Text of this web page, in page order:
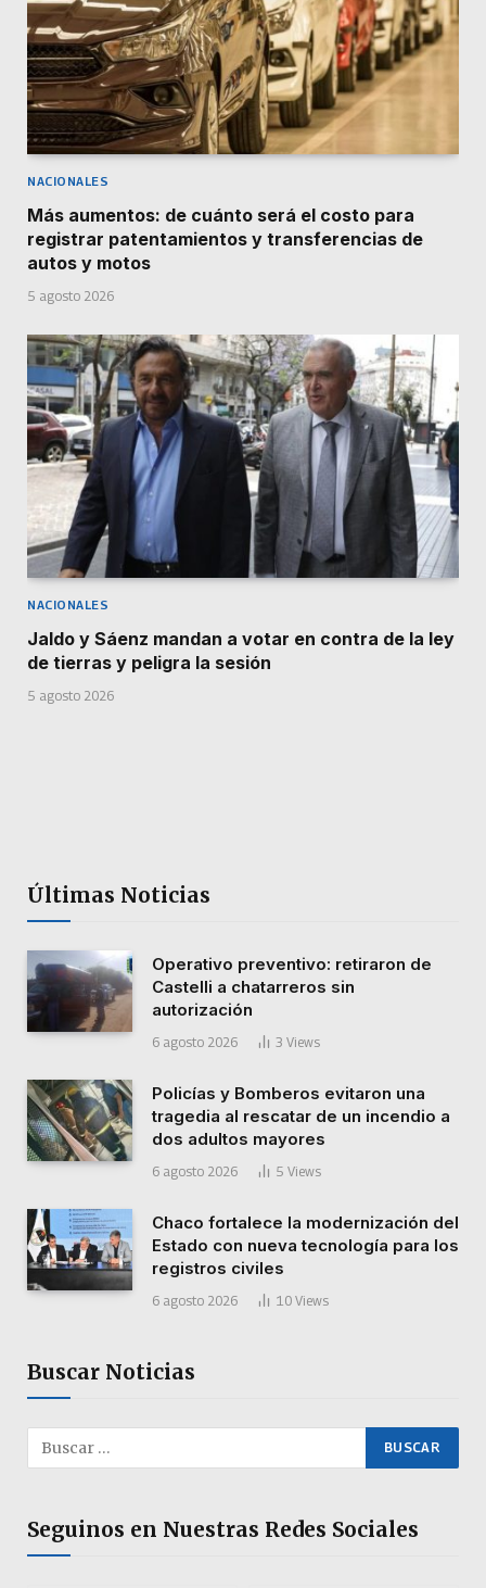
NACIONALES
Más aumentos: de cuánto será el costo para
registrar patentamientos y transferencias de
autos y motos
5 agosto 2026
NACIONALES
Jaldo y Sáenz mandan a votar en contra de la ley
de tierras y peligra la sesión
5 agosto 2026
Últimas Noticias
Operativo preventivo: retiraron de
Castelli a chatarreros sin
autorización
6 agosto 2026 3 Views
Policías y Bomberos evitaron una
tragedia al rescatar de un incendio a
dos adultos mayores
6 agosto 2026 5 Views
Chaco fortalece la modernización del
Estado con nueva tecnología para los
registros civiles
6 agosto 2026 10 Views
Buscar Noticias
Seguinos en Nuestras Redes Sociales